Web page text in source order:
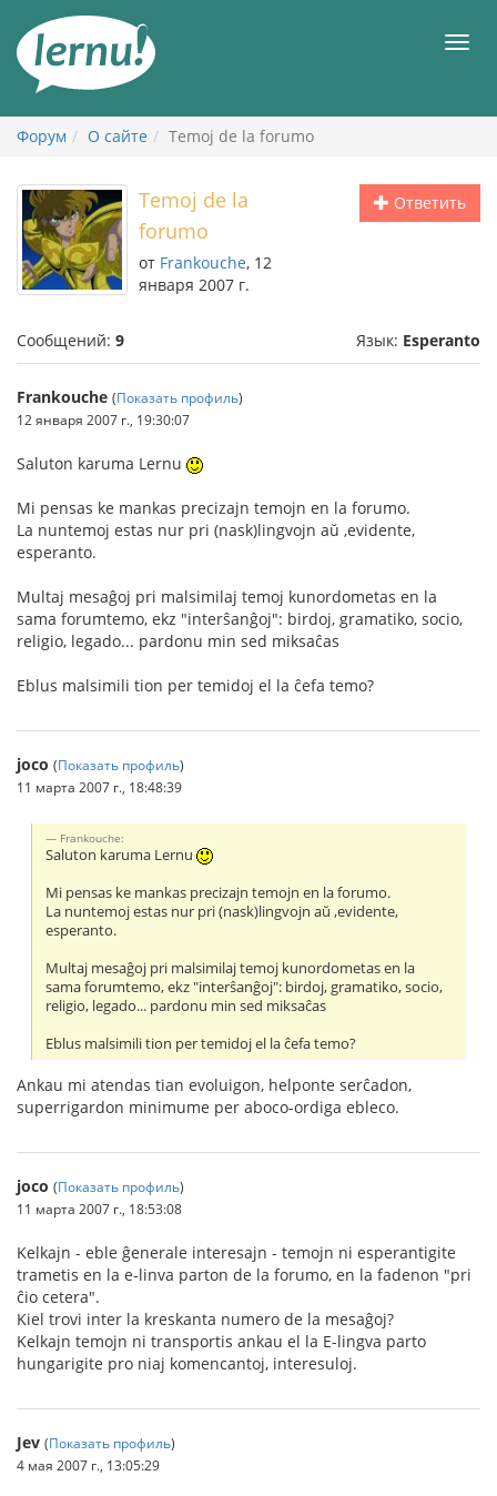
содержанию
Форум О сайте Temoj de la forumo
Ответить
Temoj de la
forumo
от Frankouche, 12
января 2007 г.
Сообщений: 9 Язык: Esperanto
Frankouche (Показать профиль)
12 января 2007 г., 19:30:07
Saluton karuma Lernu
Mi pensas ke mankas precizajn temojn en la forumo.
La nuntemoj estas nur pri (nask)lingvojn aŭ ,evidente,
esperanto.
Multaj mesaĝoj pri malsimilaj temoj kunordometas en la
sama forumtemo, ekz "interŝanĝoj": birdoj, gramatiko, socio,
religio, legado... pardonu min sed miksaĉas
Eblus malsimili tion per temidoj el la ĉefa temo?
joco (Показать профиль)
11 марта 2007 г., 18:48:39
Frankouche:
Saluton karuma Lernu
Mi pensas ke mankas precizajn temojn en la forumo.
La nuntemoj estas nur pri (nask)lingvojn aŭ ,evidente,
esperanto.
Multaj mesaĝoj pri malsimilaj temoj kunordometas en la
sama forumtemo, ekz "interŝanĝoj": birdoj, gramatiko, socio,
religio, legado... pardonu min sed miksaĉas
Eblus malsimili tion per temidoj el la ĉefa temo?
Ankau mi atendas tian evoluigon, helponte serĉadon,
superrigardon minimume per aboco-ordiga ebleco.
joco (Показать профиль)
11 марта 2007 г., 18:53:08
Kelkajn - eble ĝenerale interesajn - temojn ni esperantigite
trametis en la e-linva parton de la forumo, en la fadenon "pri
ĉio cetera".
Kiel trovi inter la kreskanta numero de la mesaĝoj?
Kelkajn temojn ni transportis ankau el la E-lingva parto
hungarigite pro niaj komencantoj, interesuloj.
Jev (Показать профиль)
4 мая 2007 г., 13:05:29